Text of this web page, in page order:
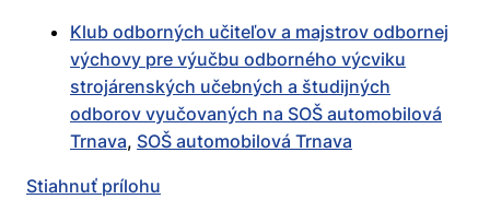
Klub odborných učiteľov a majstrov odbornej
výchovy pre výučbu odborného výcviku
strojárenských učebných a študijných
odborov vyučovaných na SOŠ automobilová
Trnava, SOŠ automobilová Trnava
Stiahnuť prílohu